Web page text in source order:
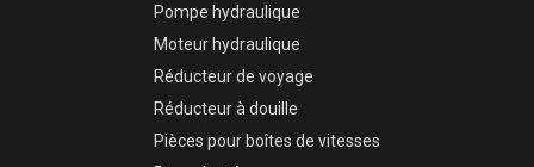
Pompe hydraulique
Moteur hydraulique
Réducteur de voyage
Réducteur à douille
Pièces pour boîtes de vitesses